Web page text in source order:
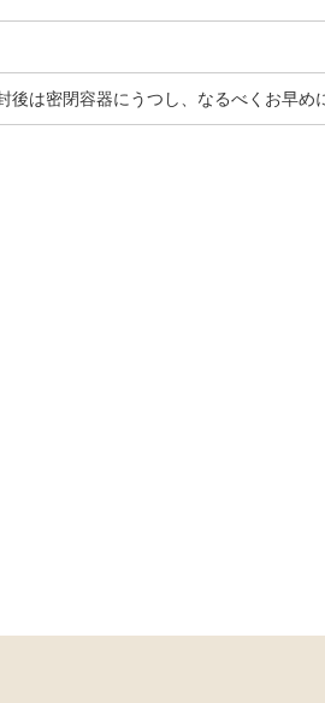
は密閉容器にうつし、なるべくお早め